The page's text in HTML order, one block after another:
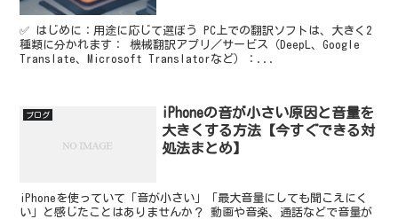
✅ はじめに：用途に応じて選ぼう PC上での翻訳ソフトは、大きく2
種類に分かれます： 機械翻訳アプリ／サービス（DeepL、Google
Translate、Microsoft Translatorなど）：...
ブログ
iPhoneの音が小さい原因と音量を
大きくする方法【今すぐできる対
処法まとめ】
iPhoneを使っていて「音が小さい」「最大音量にしても聞こえにく
い」と感じたことはありませんか？ 動画や音楽、通話などで音量が